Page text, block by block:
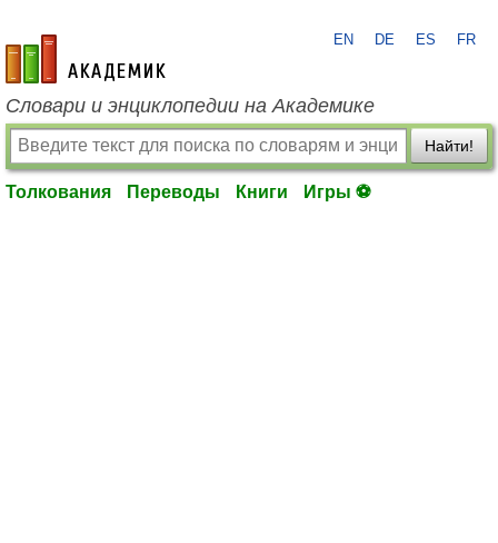
academic.ru
EN DE ES FR
Словари и энциклопедии на Академике
Найти!
Толкования Переводы Книги Игры ⚽